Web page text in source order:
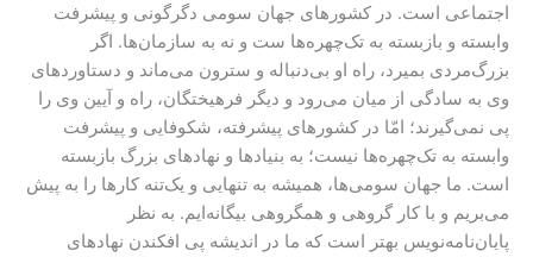
اجتماعی است. در کشورهای جهان سومی دگرگونی و پیشرفت
وابسته و بازبسته به تک‌‌چهره‌ها ست و نه به سازمان‌ها. اگر
بزرگ‌مردی بمیرد، راه او بی‌دنباله و سترون می‌ماند و دستاوردهای
وی به سادگی از میان می‌رود و دیگر فرهیختگان، راه و آیین وی را
پی نمی‌گیرند؛ امّا در کشورهای پیشرفته، شکوفایی و پیشرفت
وابسته به تک‌‌چهره‌ها نیست؛ به بنیادها و نهادهای بزرگ بازبسته
است. ما جهان سومی‌ها، همیشه به تنهایی و یک‌تنه کارها را به پیش
می‌بریم و با کار گروهی و همگروهی بیگانه‌ایم. به نظر
پایان‌نامه‌نویس بهتر است که ما در اندیشه پی افکندن نهادهای